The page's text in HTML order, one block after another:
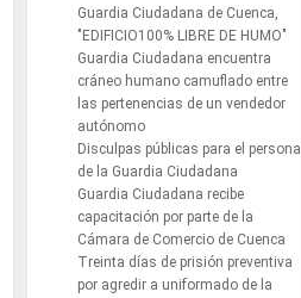
Guardia Ciudadana de Cuenca,
"EDIFICIO100% LIBRE DE HUMO"
Guardia Ciudadana encuentra
cráneo humano camuflado entre
las pertenencias de un vendedor
autónomo
Disculpas públicas para el personal
de la Guardia Ciudadana
Guardia Ciudadana recibe
capacitación por parte de la
Cámara de Comercio de Cuenca
Treinta días de prisión preventiva
por agredir a uniformado de la